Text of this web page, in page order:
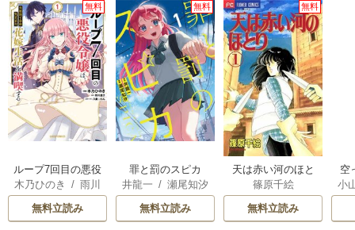
無料
ループ7回目の悪役
令嬢は、元敵国で
自由気ままな花嫁
生活を満喫する
木乃ひのき /雨川
透子/八美☆わん
無料立読み
無料
罪と罰のスピカ
井龍一 /瀬尾知汐
無料立読み
無料
天は赤い河のほと
り
篠原千絵
無料立読み
空
小